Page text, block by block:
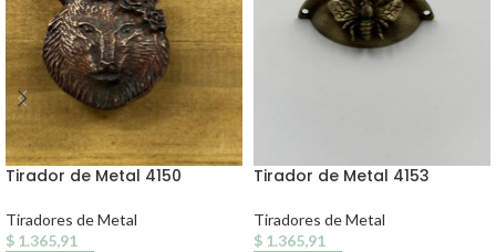
Tirador de Metal 4150
Tiradores de Metal
$ 1.365,91
Tirador de Metal 4153
Tiradores de Metal
$ 1.365,91